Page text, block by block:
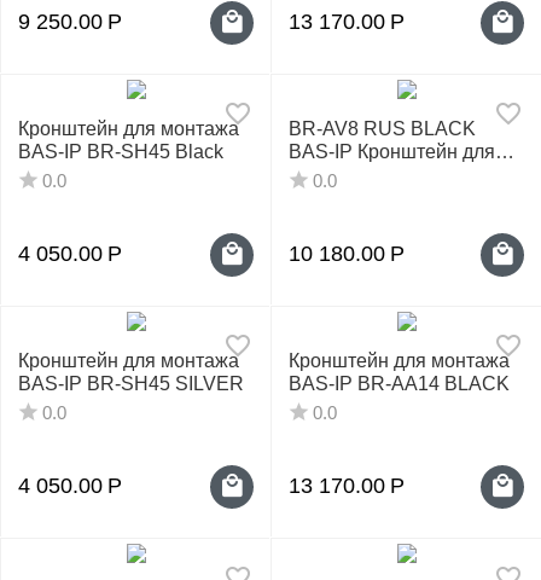
9 250.00 Р 13 170.00 Р
Кронштейн для монтажа
BAS-IP BR-SH45 Black
0.0
4 050.00 Р
BR-AV8 RUS BLACK
BAS-IP Кронштейн для
монтажа
0.0
10 180.00 Р
Кронштейн для монтажа
BAS-IP BR-SH45 SILVER
0.0
4 050.00 Р
Кронштейн для монтажа
BAS-IP BR-AA14 BLACK
0.0
13 170.00 Р